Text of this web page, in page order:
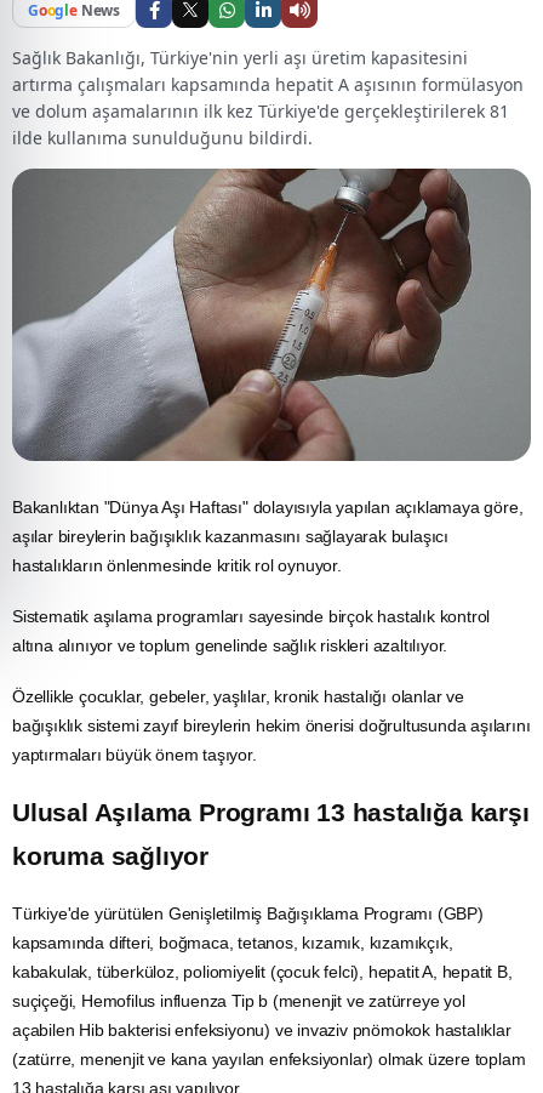
Google News
Sağlık Bakanlığı, Türkiye'nin yerli aşı üretim kapasitesini
artırma çalışmaları kapsamında hepatit A aşısının formülasyon
ve dolum aşamalarının ilk kez Türkiye'de gerçekleştirilerek 81
ilde kullanıma sunulduğunu bildirdi.
Bakanlıktan "DünyaAşı Haftası" dolayısıyla yapılan açıklamaya göre,
aşılar bireylerin bağışıklık kazanmasını sağlayarak bulaşıcı
hastalıkların önlenmesinde kritik rol oynuyor.
Sistematik aşılama programları sayesinde birçok hastalık kontrol
altına alınıyor ve toplum genelinde sağlık riskleri azaltılıyor.
Özellikle çocuklar, gebeler, yaşlılar, kronik hastalığı olanlar ve
bağışıklık sistemi zayıf bireylerin hekim önerisi doğrultusunda aşılarını
yaptırmaları büyük önem taşıyor.
Ulusal Aşılama Programı 13 hastalığa karşı
koruma sağlıyor
Türkiye'de yürütülen Genişletilmiş Bağışıklama Programı (GBP)
kapsamında difteri, boğmaca, tetanos, kızamık, kızamıkçık,
kabakulak, tüberküloz, poliomiyelit (çocuk felci), hepatitA, hepatit B,
suçiçeği, Hemofilus influenza Tip b (menenjit ve zatürreye yol
açabilen Hib bakterisi enfeksiyonu) ve invaziv pnömokok hastalıklar
(zatürre, menenjit ve kana yayılan enfeksiyonlar) olmak üzere toplam
13 hastalığa karşı aşı yapılıyor.